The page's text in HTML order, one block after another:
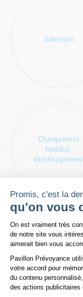
Promis, c'est la
qu'on vous
Plateforme
On est vraiment très
de notre site vous
aimerait bien vous
Pavillon Prévoyance
votre accord pour
du contenu
des actions publicitaires
Adhésion
Changement
familial -
Espace
Adhérent
privatif